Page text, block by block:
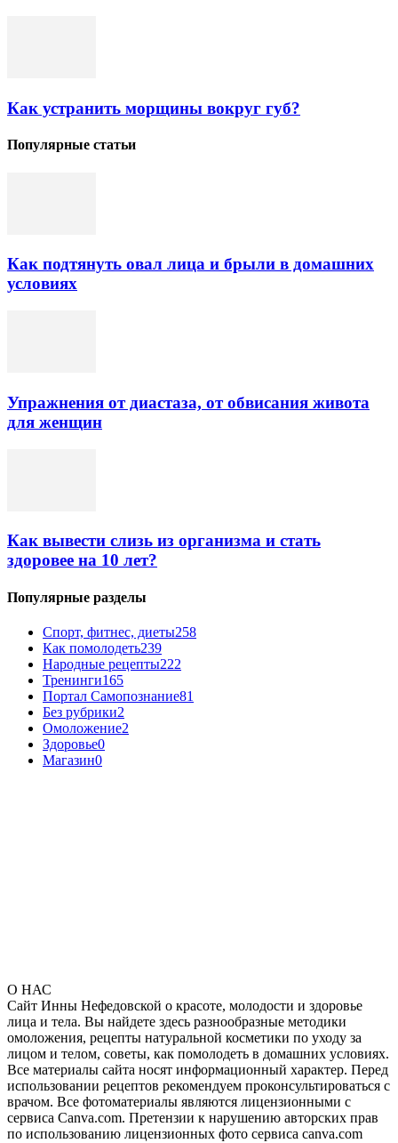
Как устранить морщины вокруг губ?
Популярные статьи
Как подтянуть овал лица и брыли в домашних
условиях
Упражнения от диастаза, от обвисания живота
для женщин
Как вывести слизь из организма и стать
здоровее на 10 лет?
Популярные разделы
Спорт, фитнес, диеты258
Как помолодеть239
Народные рецепты222
Тренинги165
Портал Самопознание81
Без рубрики2
Омоложение2
Здоровье0
Магазин0
О НАС
Сайт Инны Нефедовской о красоте, молодости и здоровье
лица и тела. Вы найдете здесь разнообразные методики
омоложения, рецепты натуральной косметики по уходу за
лицом и телом, советы, как помолодеть в домашних условиях.
Все материалы сайта носят информационный характер. Перед
использовании рецептов рекомендуем проконсультироваться с
врачом. Все фотоматериалы являются лицензионными с
сервиса Canva.com. Претензии к нарушению авторских прав
по использованию лицензионных фото сервиса canva.com